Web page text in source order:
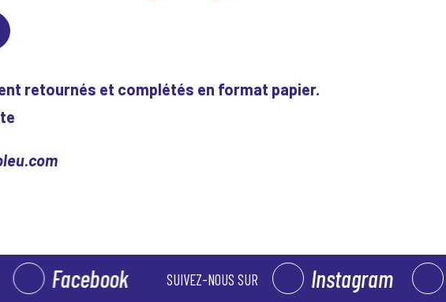
retournés et complétés en format papier.
Facebook SUIVEZ-NOUS SUR Instagram